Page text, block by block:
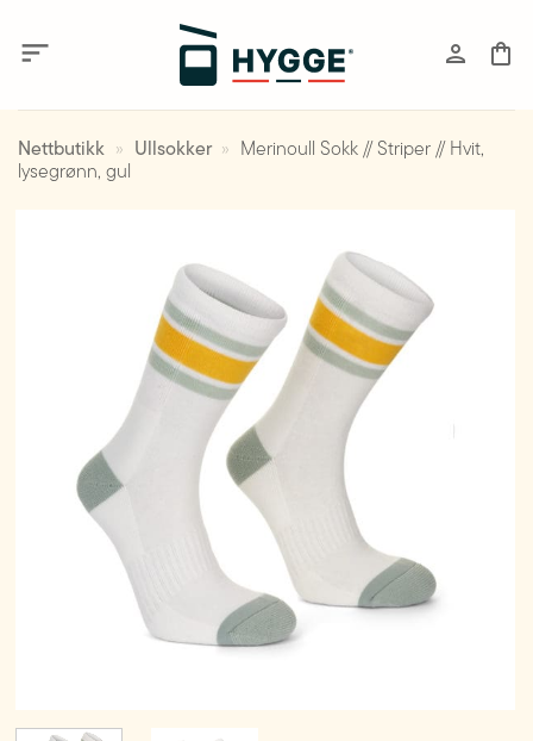
Nettbutikk » Ullsokker »
Merinoull Sokk // Striper // Hvit,
lysegrønn, gul